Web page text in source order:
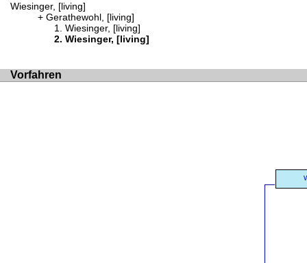
Wiesinger, [living]
Gerathewohl, [living]
Wiesinger, [living]
Wiesinger, [living]
Vorfahren